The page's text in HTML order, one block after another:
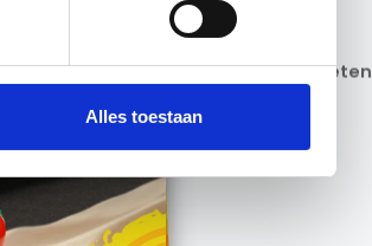
Alles toestaan
Opslaan in favorieten